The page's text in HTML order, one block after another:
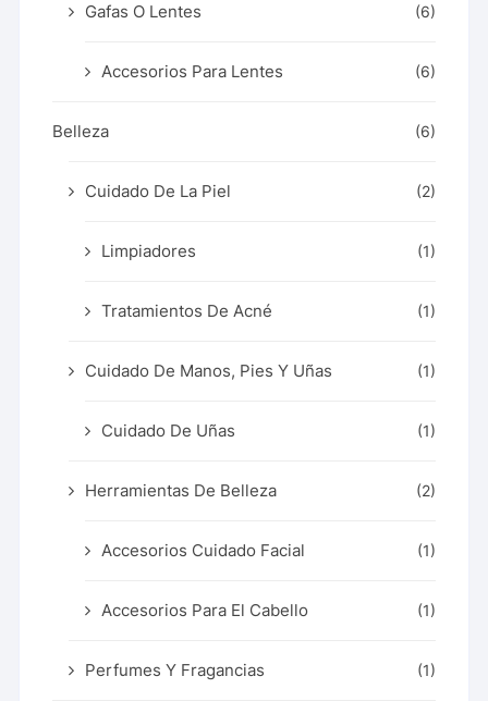
Gafas O Lentes (6)
Accesorios Para Lentes (6)
Belleza (6)
Cuidado De La Piel (2)
Limpiadores (1)
Tratamientos De Acné (1)
Cuidado De Manos, Pies Y Uñas (1)
Cuidado De Uñas (1)
Herramientas De Belleza (2)
Accesorios Cuidado Facial (1)
Accesorios Para El Cabello (1)
Perfumes Y Fragancias (1)